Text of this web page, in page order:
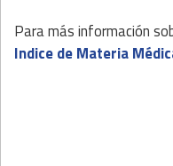
Para más información
Indice de Materia